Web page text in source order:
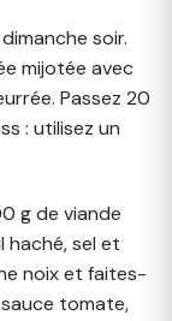
soir.
mijotée avec
Passez 20
: utilisez un
g de viande
haché, sel et
noix et faites-
tomate,